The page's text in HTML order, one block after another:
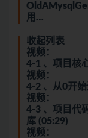
用…
收起列表
视频：
4-1 、项目核
视频：
4-2 、从0开
视频：
4-3 、项目代
库 (05:29)
视频：